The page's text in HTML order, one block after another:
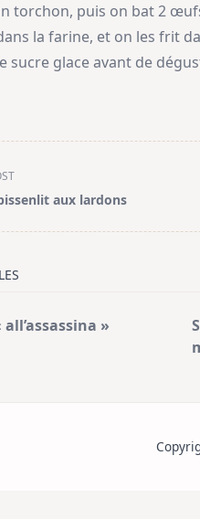
torchon, puis on bat 2
la farine, et on les frit
sucre glace avant de
aux lardons
»